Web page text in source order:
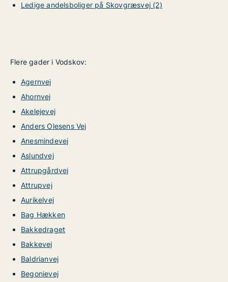
Ledige andelsboliger på Skovgræsvej (2)
Flere gader i Vodskov:
Agernvej
Ahornvej
Akelejevej
Anders Olesens Vej
Anesmindevej
Aslundvej
Attrupgårdvej
Attrupvej
Aurikelvej
Bag Hækken
Bakkedraget
Bakkevej
Baldrianvej
Begonievej